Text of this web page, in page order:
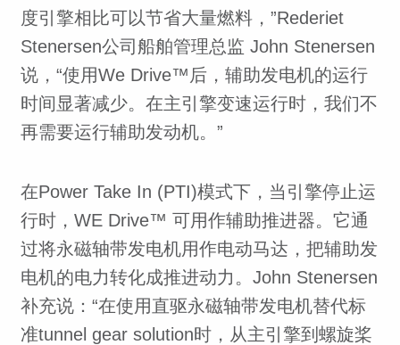
度引擎相比可以节省大量燃料，”Rederiet
Stenersen公司船舶管理总监 John Stenersen
说，“使用We Drive™后，辅助发电机的运行
时间显著减少。在主引擎变速运行时，我们不
再需要运行辅助发动机。”
在Power Take In (PTI)模式下，当引擎停止运
行时，WE Drive™ 可用作辅助推进器。它通
过将永磁轴带发电机用作电动马达，把辅助发
电机的电力转化成推进动力。John Stenersen
补充说：“在使用直驱永磁轴带发电机替代标
准tunnel gear solution时，从主引擎到螺旋桨